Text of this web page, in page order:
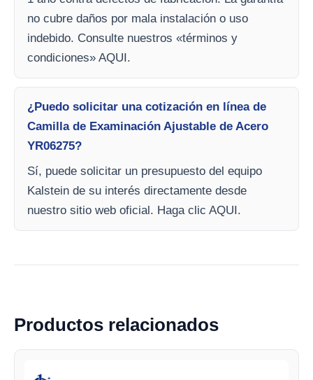
no cubre daños por mala instalación o uso
indebido. Consulte nuestros «términos y
condiciones» AQUI.
¿Puedo solicitar una cotización en línea de
Camilla de Examinación Ajustable de Acero
YR06275?
Sí, puede solicitar un presupuesto del equipo
Kalstein de su interés directamente desde
nuestro sitio web oficial. Haga clic AQUI.
Productos relacionados